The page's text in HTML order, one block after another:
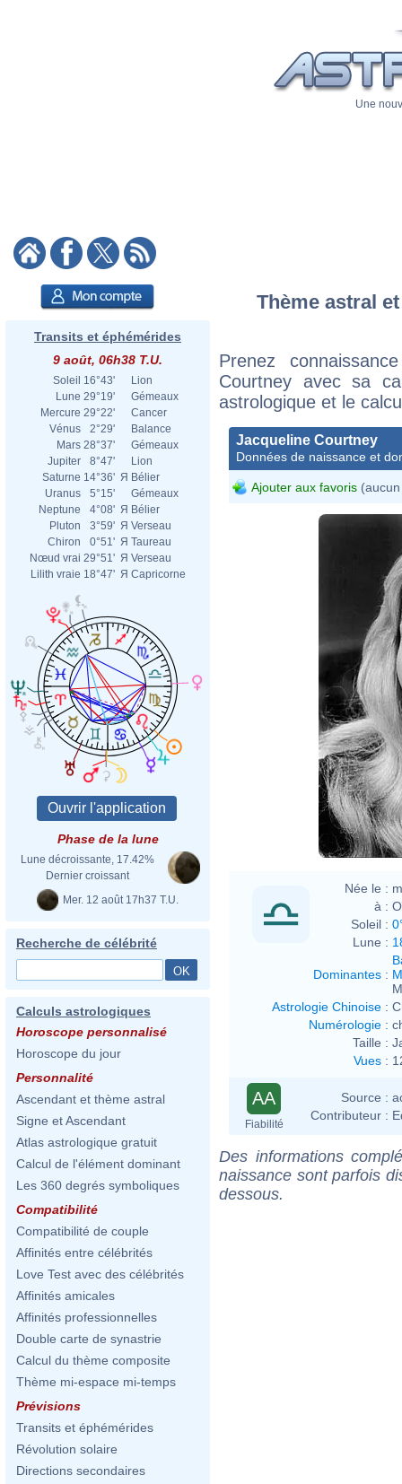
Une
Transits et éphémérides
9 août, 06h38 T.U.
Soleil 16°43'
Lion
Lune 29°19'
Gémeaux
Mercure 29°22'
Cancer
Vénus
2°29'
Balance
Mars 28°37'
Gémeaux
Jupiter
8°47'
Lion
Saturne 14°36' Я Bélier
Uranus
5°15'
Gémeaux
Neptune
4°08' Я Bélier
Pluton
3°59' Я Verseau
Chiron
0°51' Я Taureau
Nœud vrai 29°51' Я Verseau
Lilith vraie 18°47' Я Capricorne
Phase de la lune
Lune décroissante, 17.42%
Dernier croissant
Mer. 12 août 17h37 T.U.
Recherche de célébrité
Calculs astrologiques
Horoscope personnalisé
Horoscope du jour
Personnalité
Ascendant et thème astral
Signe et Ascendant
Atlas astrologique gratuit
Calcul de l'élément dominant
Les 360 degrés symboliques
Compatibilité
Compatibilité de couple
Affinités entre célébrités
Love Test avec des célébrités
Affinités amicales
Affinités professionnelles
Double carte de synastrie
Calcul du thème composite
Thème mi-espace mi-temps
Prévisions
Transits et éphémérides
Révolution solaire
Directions secondaires
Thème astral
Prenez
Courtney avec sa
astrologique et le
Jacqueline Courtney
Données de naissance et
Ajouter aux favoris
Née le :
à :
Soleil :
Lune :
Dominantes :
Astrologie Chinoise :
Numérologie :
Taille :
Vues :
AA
Fiabilité
Source :
Contributeur :
Des informations
naissance sont parfois
dessous.